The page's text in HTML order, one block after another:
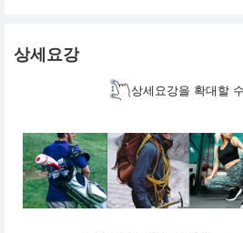
상세요강
상세요강을 확대할